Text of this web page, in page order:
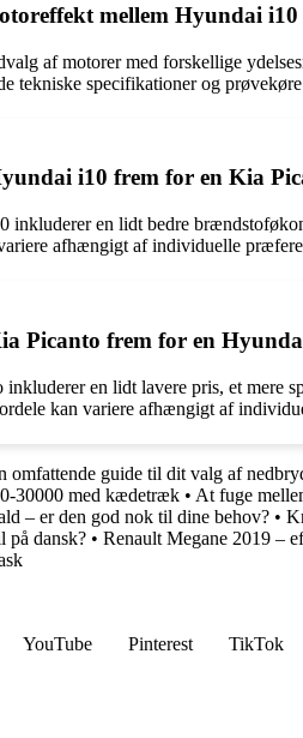
mellem Hyundai
af motorer med forskellige
tekniske specifikationer og
i10 frem for en Kia
en lidt bedre
afhængigt af individuelle
Picanto frem for en
en lidt lavere pris, et mere
kan variere afhængigt af
omfattende guide til dit valg af
30000 med kædetræk • At fuge
– er den god nok til dine behov? •
på dansk? • Renault Megane 2019 –
YouTube Pinterest TikTok